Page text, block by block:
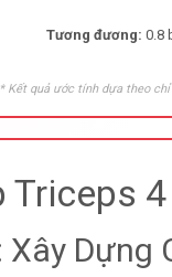
Tương đương: 0.8
* Kết quả ước tính dựa theo
Triceps
Xây Dựng